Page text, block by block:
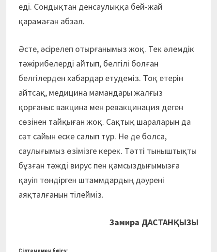
еді. Сондықтан денсаулыққа бей-жай
қарамаған абзал.
Әсте, әсірелеп отырғанымыз жоқ. Тек әлемдік
тәжірибелерді айтып, белгілі болған
белгілерден хабардар етудеміз. Тоқ етерін
айтсақ, медицина мамандары жалғыз
қорғаныс вакцина мен ревакцинация деген
сөзінен тайқыған жоқ. Сақтық шараларын да
сәт сайын еске салып тұр. Не де болса,
саулығымыз өзімізге керек. Тәтті тыныштықты
бұзған тәжді вирус пен қамсыздығымызға
қауіп төндірген штаммдардың дәурені
аяқталғанын тілейміз.
Замира ДАСТАНҚЫЗЫ